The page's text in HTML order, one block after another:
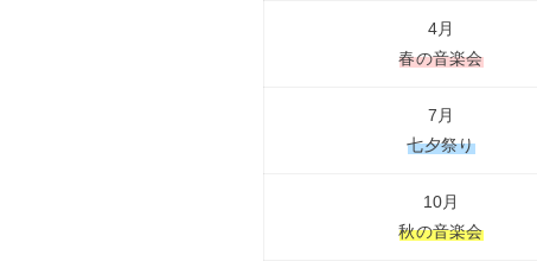
4月
春の音楽会
7月
七夕祭り
10月
秋の音楽会